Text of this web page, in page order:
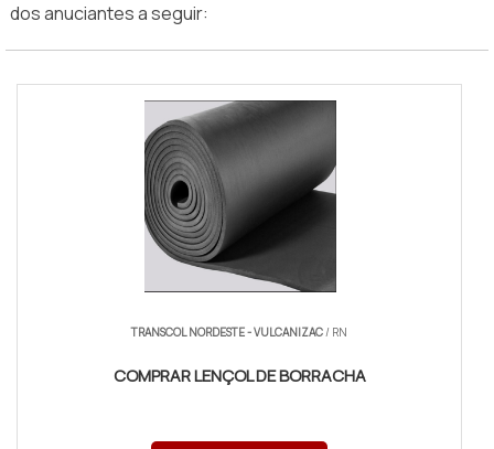
dos anuciantes a seguir:
TRANSCOL NORDESTE - VULCANIZAC/ RN
COMPRAR LENÇOL DE BORRACHA